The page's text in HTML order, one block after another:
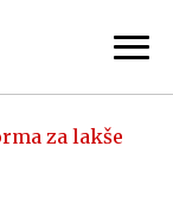
za lakše